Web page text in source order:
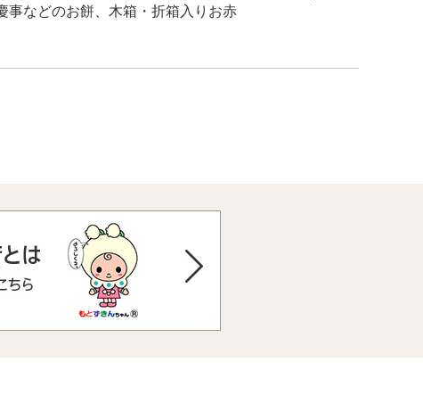
事などのお餅、木箱・折箱入りお赤